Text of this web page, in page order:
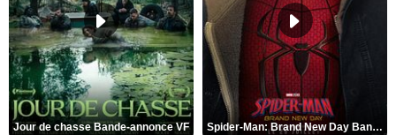
Jour de chasse Bande-annonce VF Spider-Man: Brand New Day Bande-annonce (3) VO STFR